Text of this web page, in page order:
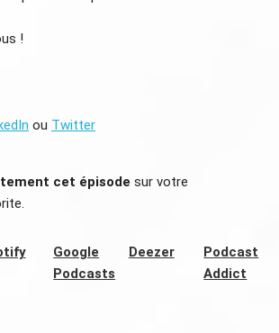
!
ou Twitter
cet épisode sur votre
Google
Podcasts
Deezer
Podcast
Addict